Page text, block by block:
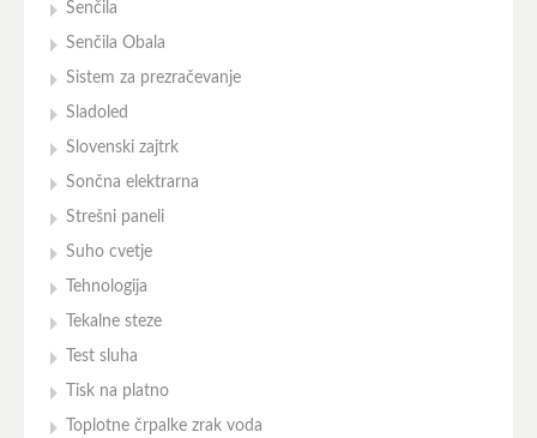
Senčila
Senčila Obala
Sistem za prezračevanje
Sladoled
Slovenski zajtrk
Sončna elektrarna
Strešni paneli
Suho cvetje
Tehnologija
Tekalne steze
Test sluha
Tisk na platno
Toplotne črpalke zrak voda